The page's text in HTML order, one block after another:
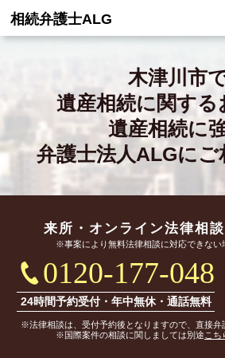
相続弁護士ALG
木津川市
遺産相続に関する
遺産相続に
弁護士法人ALGにご
来所・オンライン法律相談
※事案により無料法律相談に対応できない
0120-177-048
24時間予約受付・年中無休・通話無料
※法律相談は、受付予約後となりますので、直接弁
※国際案件の相談に関しましては別途 こち